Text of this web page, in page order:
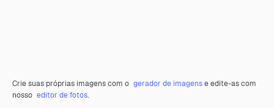
Crie suas próprias imagens com o gerador de imagense edite-as com
nosso editor de fotos.